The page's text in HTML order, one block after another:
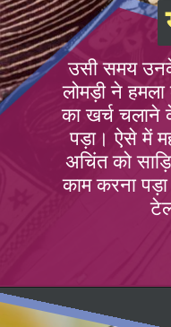
उसी समय उनके
लोमड़ी ने हमला
का खर्च चलाने
पड़ा। ऐसे में
अचिंत को
काम करना